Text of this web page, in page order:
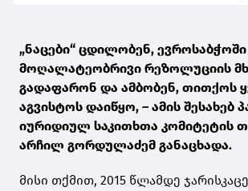
„ნაცები“ ცდილობენ, ევროსაბჭოში
მოღალატეობრივი რეზოლუციის
გადაფარონ და ამბობენ, თითქოს
აგვისტოს დაიწყო, – ამის შესახებ
იურიდიულ საკითხთა კომიტეტის
არჩილ გორდულაძემ განაცხადა.
მისი თქმით, 2015 წლამდე